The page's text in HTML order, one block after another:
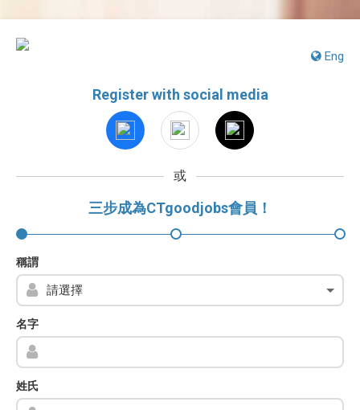
Eng
Register with social media
或
三步成為CTgoodjobs會員！
稱謂
名字
姓氏